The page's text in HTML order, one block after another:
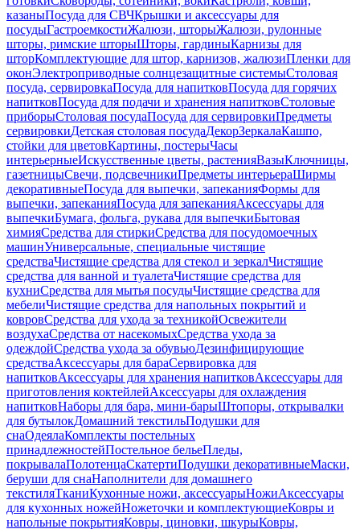
казаныПосуда для СВЧКрышки и аксессуары для
посудыГастроемкостиЖалюзи, шторыЖалюзи, рулонные
шторы, римские шторыШторы, гардиныКарнизы для
шторКомплектующие для штор, карнизов, жалюзиПленки для
оконЭлектроприводные солнцезащитные системыСтоловая
посуда, сервировкаПосуда для напитковПосуда для горячих
напитковПосуда для подачи и хранения напитковСтоловые
приборыСтоловая посудаПосуда для сервировкиПредметы
сервировкиДетская столовая посудаДекорЗеркалаКашпо,
стойки для цветовКартины, постерыЧасы
интерьерныеИскусственные цветы, растенияВазыКлючницы,
газетницыСвечи, подсвечникиПредметы интерьераШирмы
декоративныеПосуда для выпечки, запеканияФормы для
выпечки, запеканияПосуда для запеканияАксессуары для
выпечкиБумага, фольга, рукава для выпечкиБытовая
химияСредства для стиркиСредства для посудомоечных
машинУниверсальные, специальные чистящие
средстваЧистящие средства для стекол и зеркалЧистящие
средства для ванной и туалетаЧистящие средства для
кухниСредства для мытья посудыЧистящие средства для
мебелиЧистящие средства для напольных покрытий и
ковровСредства для ухода за техникойОсвежители
воздухаСредства от насекомыхСредства ухода за
одеждойСредства ухода за обувьюДезинфицирующие
средстваАксессуары для бараСервировка для
напитковАксессуары для хранения напитковАксессуары для
приготовления коктейлейАксессуары для охлаждения
напитковНаборы для бара, мини-барыШтопоры, открывалки
для бутылокДомашний текстильПодушки для
снаОдеялаКомплекты постельных
принадлежностейПостельное бельеПледы,
покрывалаПолотенцаСкатертиПодушки декоративныеМаски,
беруши для снаНаполнители для домашнего
текстиляТканиКухонные ножи, аксессуарыНожиАксессуары
для кухонных ножейНожеточки и комплектующиеКовры и
напольные покрытияКовры, циновки, шкурыКовры,